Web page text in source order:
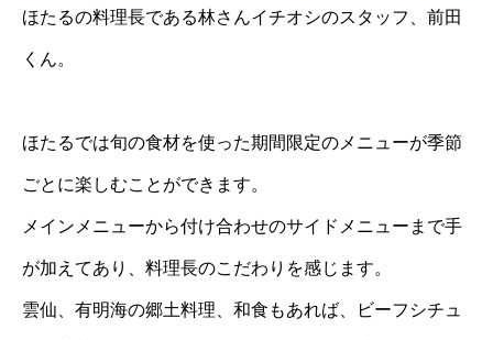
ほたるの料理長である林さんイチオシのスタッフ、前田
くん。
ほたるでは旬の食材を使った期間限定のメニューが季節
ごとに楽しむことができます。
メインメニューから付け合わせのサイドメニューまで手
が加えてあり、料理長のこだわりを感じます。
雲仙、有明海の郷土料理、和食もあれば、ビーフシチュ